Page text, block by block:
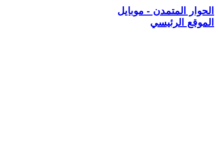
الحوار المتمدن - موبايل
الموقع الرئيسي